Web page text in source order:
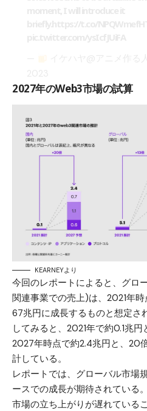
2027年のWeb3市場の試算
KEARNEYより
今回のレポートによると、グロ
関連事業での売上)は、2021年
67兆円に成長するものと想定さ
してみると、2021年で約0.1兆円
2027年時点で約2.4兆円と、20
計している。
レポートでは、グローバル市場
ースでの成長が期待されている
市場の立ち上がりが遅れている